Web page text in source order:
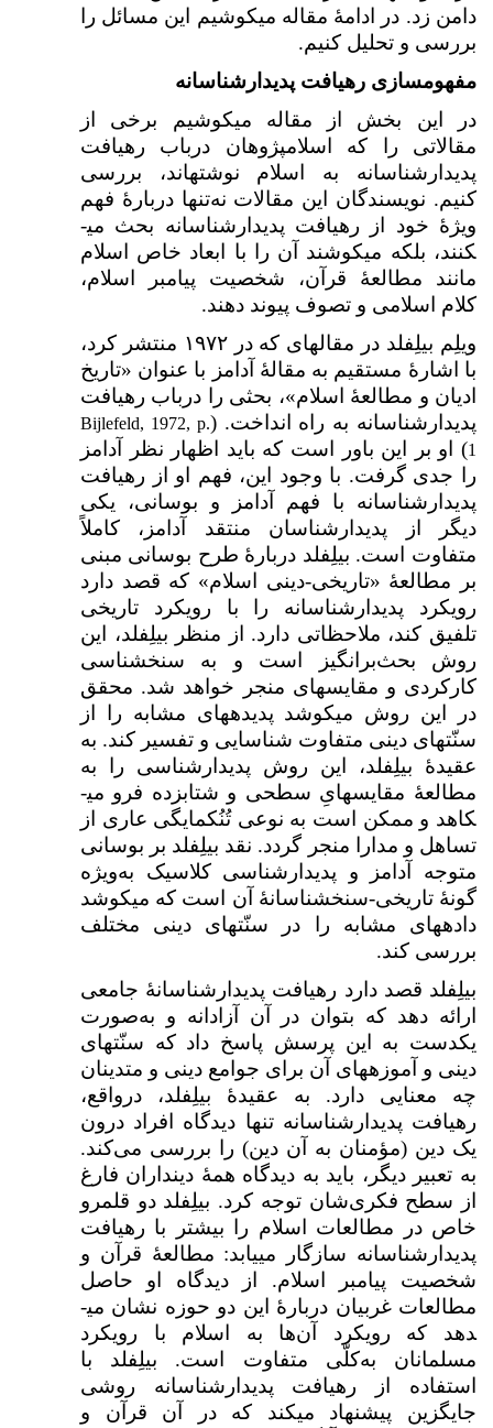
دامن زد. در ادامۀ مقاله می­کوشیم این مسائل را
بررسی و تحلیل کنیم.
مفهوم­سازی رهیافت پدیدارشناسانه
در این بخش از مقاله می­کوشیم برخی از
مقالاتی را که اسلام­پژوهان درباب رهیافت
پدیدارشناسانه به اسلام نوشته­اند، بررسی
کنیم. نویسندگان این مقالات نه‌تنها دربارهٔ فهم
ویژهٔ خود از رهیافت پدیدارشناسانه بحث می­
کنند، بلکه می­کوشند آن را با ابعاد خاص اسلام
مانند مطالعهٔ قرآن، شخصیت پیامبر اسلام،
کلام اسلامی و تصوف پیوند دهند.
ویلِم بیلِفلد در مقاله­ای که در ۱۹۷۲ منتشر کرد،
با اشارهٔ مستقیم به مقالهٔ آدامز با عنوان «تاریخ
ادیان و مطالعۀ اسلام»، بحثی را درباب رهیافت
پدیدارشناسانه به راه انداخت. (Bijlefeld, 1972, p.
1) او بر این باور است که باید اظهار نظر آدامز
را جدی گرفت. با وجود این، فهم او از رهیافت
پدیدارشناسانه با فهم آدامز و بوسانی، یکی
دیگر از پدیدارشناسان منتقد آدامز، کاملاً
متفاوت است. بیلِفلد دربارهٔ طرح بوسانی مبنی
بر مطالعهٔ «تاریخی-دینی اسلام» که قصد دارد
رویکرد پدیدارشناسانه را با رویکرد تاریخی
تلفیق کند، ملاحظاتی دارد. از منظر بیلِفلد، این
روش بحث‌برانگیز است و به سنخ­شناسی
کارکردی و مقایسه­ای منجر خواهد شد. محقق
در این روش می­کوشد پدیده­های مشابه را از
سنّت­های دینی متفاوت شناسایی و تفسیر کند. به
عقیدهٔ بیلِفلد، این روش پدیدارشناسی را به
مطالعهٔ مقایسه­ایِ سطحی و شتاب­زده فرو می­
کاهد و ممکن است به نوعی تُنُک­مایگی عاری از
تساهل و مدارا منجر گردد. نقد بیلِفلد بر بوسانی
متوجه آدامز و پدیدارشناسی کلاسیک به‌ویژه
گونهٔ تاریخی-سنخ­شناسانهٔ آن است که می­کوشد
داده­های مشابه را در سنّت­های دینی مختلف
بررسی کند.
بیلِفلد قصد دارد رهیافت پدیدارشناسانهٔ جامعی
ارائه دهد که بتوان در آن آزادانه و به‌صورت
یکدست به این پرسش پاسخ داد که سنّت­های
دینی و آموزه­های آن برای جوامع دینی و متدینان
چه معنایی دارد. به عقیدهٔ بیلِفلد، درواقع،
رهیافت پدیدارشناسانه تنها دیدگاه افراد درون
یک دین (مؤمنان به آن دین) را بررسی می‌کند.
به تعبیر دیگر، باید به دیدگاه همهٔ دین­داران فارغ
از سطح فکری‌شان توجه کرد. بیلِفلد دو قلمرو
خاص در مطالعات اسلام را بیشتر با رهیافت
پدیدارشناسانه سازگار می­یابد: مطالعهٔ قرآن و
شخصیت پیامبر اسلام. از دیدگاه او حاصل
مطالعات غربیان دربارهٔ این دو حوزه نشان می­
دهد که رویکرد آن‌ها به اسلام با رویکرد
مسلمانان به‌کلّی متفاوت است. بیلِفلد با
استفاده از رهیافت پدیدارشناسانه روشی
جایگزین پیشنهاد می­کند که در آن قرآن و